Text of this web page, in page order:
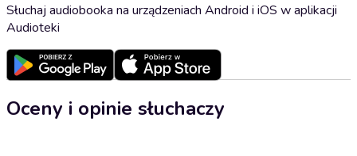
Słuchaj audiobooka na urządzeniach Android i iOS w aplikacji
Audioteki
Oceny i opinie słuchaczy